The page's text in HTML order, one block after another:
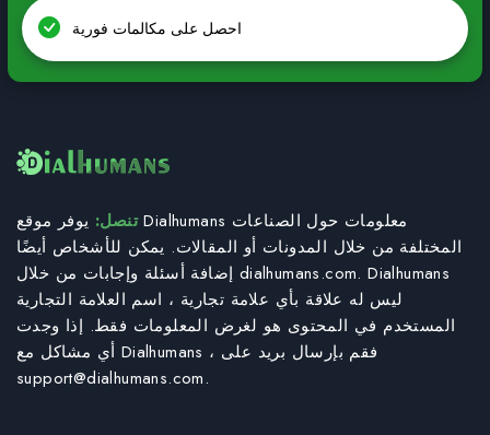
احصل على مكالمات فورية
تنصل: يوفر موقع Dialhumans معلومات حول الصناعات
المختلفة من خلال المدونات أو المقالات. يمكن للأشخاص أيضًا
إضافة أسئلة وإجابات من خلال dialhumans.com. Dialhumans
ليس له علاقة بأي علامة تجارية ، اسم العلامة التجارية
المستخدم في المحتوى هو لغرض المعلومات فقط. إذا وجدت
أي مشاكل مع Dialhumans ، فقم بإرسال بريد على
support@dialhumans.com.